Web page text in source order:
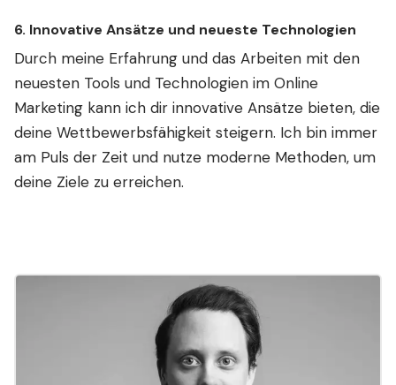
6. Innovative Ansätze und neueste Technologien
Durch meine Erfahrung und das Arbeiten mit den
neuesten Tools und Technologien im Online
Marketing kann ich dir innovative Ansätze bieten, die
deine Wettbewerbsfähigkeit steigern. Ich bin immer
am Puls der Zeit und nutze moderne Methoden, um
deine Ziele zu erreichen.